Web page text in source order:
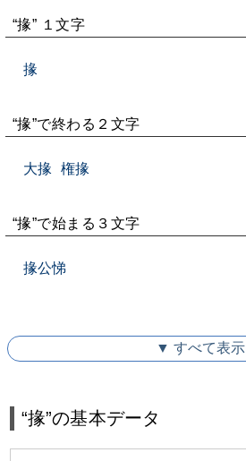
“掾” １文字
掾
“掾”で終わる２文字
大掾 権掾
“掾”で始まる３文字
掾公悌
▼ すべて表示
“掾”の基本データ